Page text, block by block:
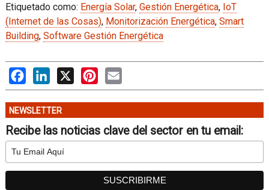
Etiquetado como: Energía Solar, Gestión Energética, IoT
(Internet de las Cosas), Monitorización Energética, Smart
Building, Software Gestión Energética
FacebookLinkedIn
X PinterestEmail
NEWSLETTER
Recibe las noticias clave del sector en tu email: